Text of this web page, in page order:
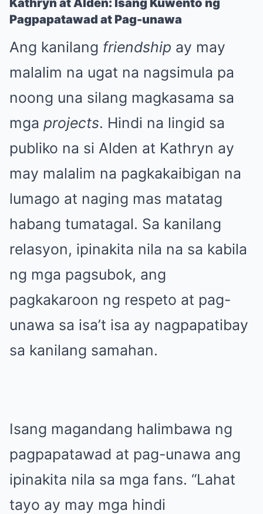
Kathryn at Alden: Isang Kuwento ng
Pagpapatawad at Pag-unawa
Ang kanilang friendship ay may
malalim na ugat na nagsimula pa
noong una silang magkasama sa
mga projects. Hindi na lingid sa
publiko na si Alden at Kathryn ay
may malalim na pagkakaibigan na
lumago at naging mas matatag
habang tumatagal. Sa kanilang
relasyon, ipinakita nila na sa kabila
ng mga pagsubok, ang
pagkakaroon ng respeto at pag-
unawa sa isa’t isa ay nagpapatibay
sa kanilang samahan.
Isang magandang halimbawa ng
pagpapatawad at pag-unawa ang
ipinakita nila sa mga fans. “Lahat
tayo ay may mga hindi